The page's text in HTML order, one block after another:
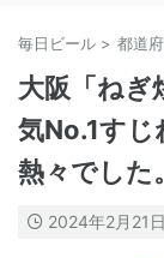
毎日ビール > 都道
大阪「ねぎ
気No.1す
熱々でした。
2024年2月21日